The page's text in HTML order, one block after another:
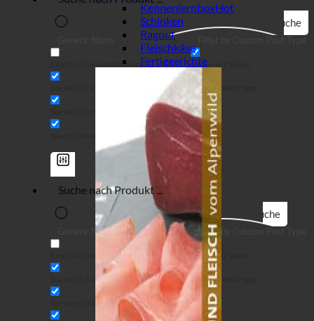
Suche
Exakte Übereinstimmung Suche auf Seiten
Suche in Beiträgen
Suche
Generic filters
Exakte Übereinstimmung
Suche im Titel
Suche im Inhalt
Filter by Custom Post Type
Suche auf Seiten
Suche in Beiträgen
Kennenlernbox
Schinken
Ragout
Fleischkäse
Fertiggerichte